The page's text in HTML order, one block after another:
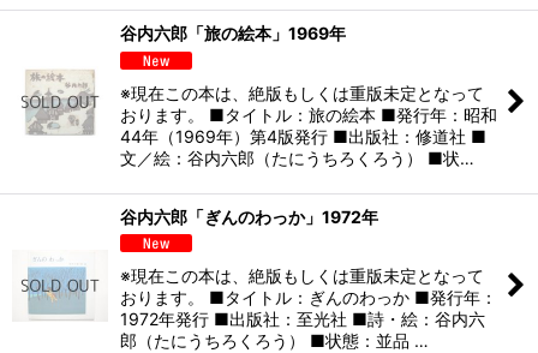
谷内六郎「旅の絵本」1969年
※現在この本は、絶版もしくは重版未定となって
おります。 ■タイトル：旅の絵本 ■発行年：昭和
44年（1969年）第4版発行 ■出版社：修道社 ■
文／絵：谷内六郎（たにうちろくろう） ■状…
谷内六郎「ぎんのわっか」1972年
※現在この本は、絶版もしくは重版未定となって
おります。 ■タイトル：ぎんのわっか ■発行年：
1972年発行 ■出版社：至光社 ■詩・絵：谷内六
郎（たにうちろくろう） ■状態：並品 …